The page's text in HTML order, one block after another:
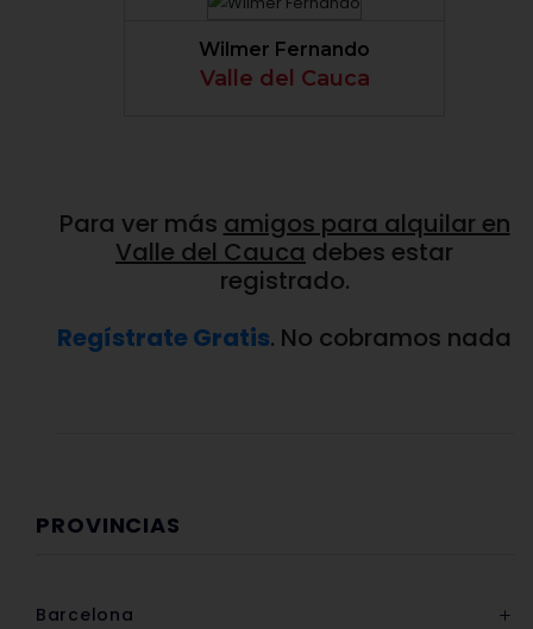
Wilmer Fernando
Valle del Cauca
Para ver más amigos para alquilar en
Valle del Cauca debes estar
registrado.
Regístrate Gratis. No cobramos nada
PROVINCIAS
Barcelona